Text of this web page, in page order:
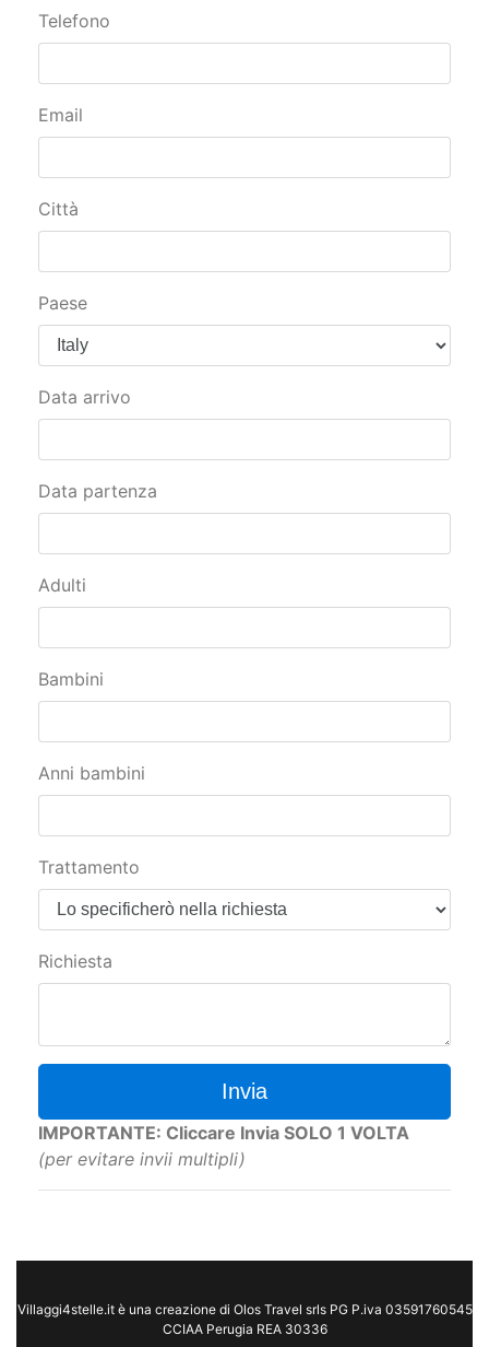
Telefono
Email
Città
Paese
Data arrivo
Data partenza
Adulti
Bambini
Anni bambini
Trattamento
Richiesta
Invia
IMPORTANTE: Cliccare Invia SOLO 1 VOLTA
(per evitare invii multipli)
Villaggi4stelle.it è una creazione di Olos Travel srls PG P.iva 03591760545
CCIAA Perugia REA 30336